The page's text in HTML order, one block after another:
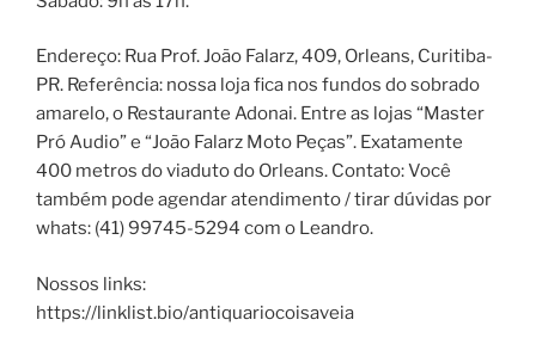
Endereço: Rua Prof. João Falarz, 409, Orleans, Curitiba-
PR. Referência: nossa loja fica nos fundos do sobrado
amarelo, o Restaurante Adonai. Entre as lojas “Master
Pró Audio” e “João Falarz Moto Peças”. Exatamente
400 metros do viaduto do Orleans. Contato: Você
também pode agendar atendimento / tirar dúvidas por
whats: (41) 99745-5294 com o Leandro.
Nossos links:
https://linklist.bio/antiquariocoisaveia